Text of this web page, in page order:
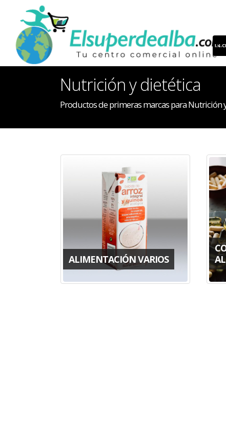
Nutrición y dietética
Productos de primeras marcas para Nutrición
ALIMENTACIÓN VARIOS